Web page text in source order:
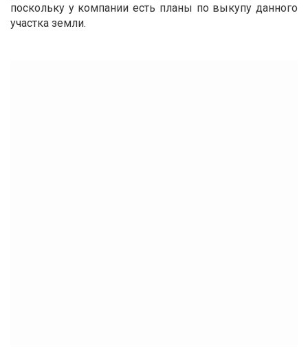
поскольку у компании есть планы по выкупу данного
участка земли.